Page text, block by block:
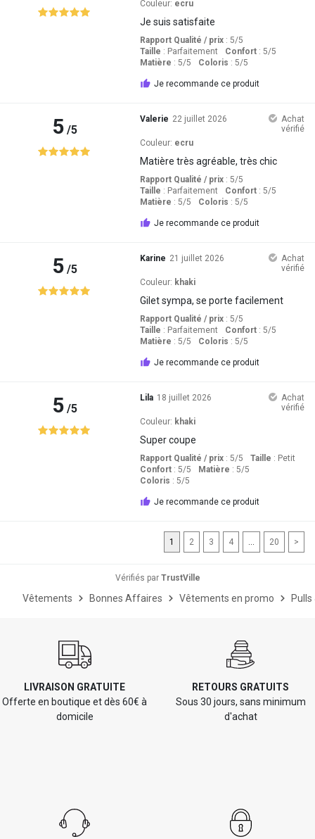
Couleur: ecru
Je suis satisfaite
Rapport Qualité / prix: 5/5
Taille : Parfaitement Confort: 5/5
Matière : 5/5 Coloris : 5/5
Je recommande ce produit
5/5
Valerie 22 juillet 2026
Achat
vérifié
Couleur: ecru
Matière très agréable, très chic
Rapport Qualité / prix: 5/5
Taille : Parfaitement Confort: 5/5
Matière : 5/5 Coloris : 5/5
Je recommande ce produit
5/5
Karine 21 juillet 2026
Achat
vérifié
Couleur: khaki
Gilet sympa, se porte facilement
Rapport Qualité / prix: 5/5
Taille : Parfaitement Confort: 5/5
Matière : 5/5 Coloris : 5/5
Je recommande ce produit
5/5
Lila 18 juillet 2026
Achat
vérifié
Couleur: khaki
Super coupe
Rapport Qualité / prix: 5/5 Taille : Petit
Confort: 5/5 Matière : 5/5
Coloris : 5/5
Je recommande ce produit
1 2 3 4 ... 20 >
Vérifiés par TrustVille
Vêtements Bonnes Affaires Vêtements en promo
LIVRAISON GRATUITE
Offerte en boutique et dès 60€ à
domicile
RETOURS GRATUITS
Sous 30 jours, sans minimum
d'achat